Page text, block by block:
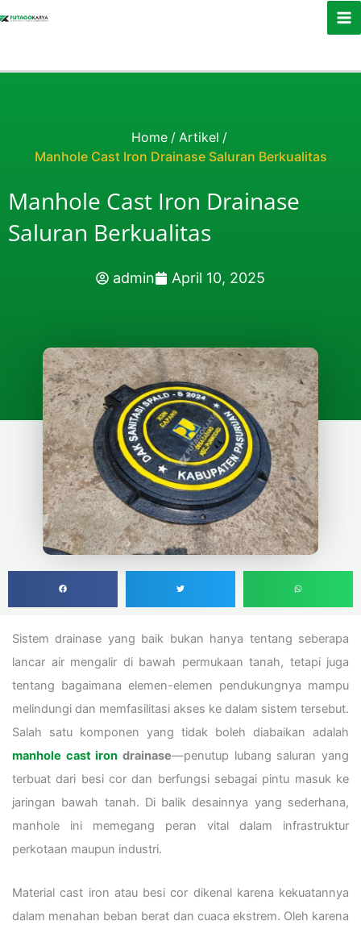
Home / Artikel /
Manhole Cast Iron Drainase Saluran Berkualitas
Manhole Cast Iron Drainase
Saluran Berkualitas
admin April 10, 2025
Sistem drainase yang baik bukan hanya tentang seberapa
lancar air mengalir di bawah permukaan tanah, tetapi juga
tentang bagaimana elemen-elemen pendukungnya mampu
melindungi dan memfasilitasi akses ke dalam sistem tersebut.
Salah satu komponen yang tidak boleh diabaikan adalah
manhole cast iron drainase—penutup lubang saluran yang
terbuat dari besi cor dan berfungsi sebagai pintu masuk ke
jaringan bawah tanah. Di balik desainnya yang sederhana,
manhole ini memegang peran vital dalam infrastruktur
perkotaan maupun industri.
Material cast iron atau besi cor dikenal karena kekuatannya
dalam menahan beban berat dan cuaca ekstrem. Oleh karena